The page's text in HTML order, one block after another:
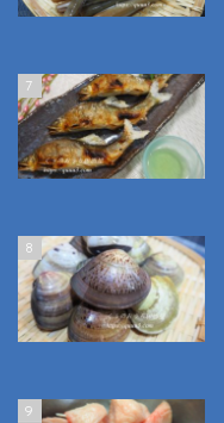
7
8
9